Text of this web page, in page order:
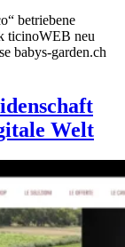
betriebene
ticinoWEB neu
babys-garden.ch
Welt